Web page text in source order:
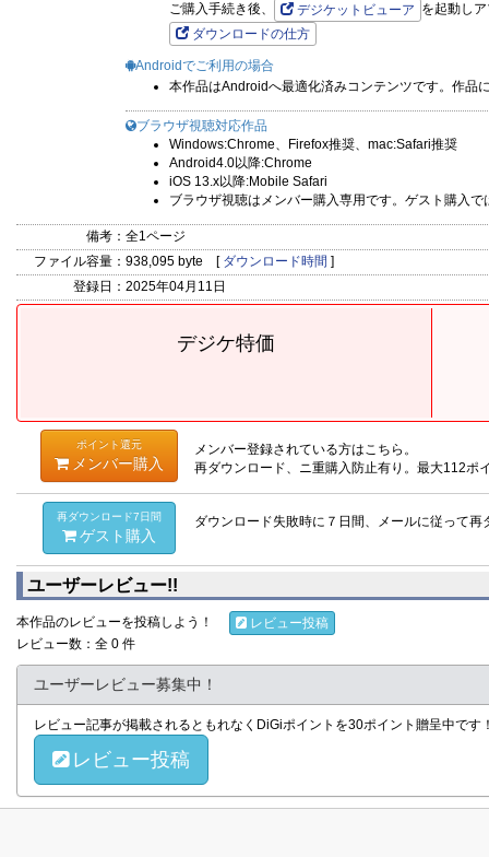
ご購入手続き後、
デジケットビューア を起動し
ダウンロードの仕方
Androidでご利用の場合
本作品はAndroidへ最適化済みコンテンツです。作品
ブラウザ視聴対応作品
Windows:Chrome、Firefox推奨、mac:Safari推奨
Android4.0以降:Chrome
iOS 13.x以降:Mobile Safari
ブラウザ視聴はメンバー購入専用です。ゲスト購入
備考： 全1ページ
ファイル容量： 938,095 byte [ ダウンロード時間 ]
登録日： 2025年04月11日
デジケ特価
ポイント還元
メンバー購入
メンバー登録されている方はこちら。
再ダウンロード、ニ重購入防止有り。最大112ポ
再ダウンロード7日間
ゲスト購入
ダウンロード失敗時に７日間、メールに従って再
ユーザーレビュー!!
本作品のレビューを投稿しよう！
レビュー投稿
レビュー数：全 0 件
ユーザーレビュー募集中！
レビュー記事が掲載されるともれなくDiGiポイントを30ポイント贈呈中で
レビュー投稿